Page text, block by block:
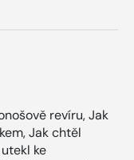
revíru, Jak
Jak chtěl
ke